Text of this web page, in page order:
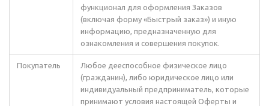
функционал для оформления Заказов
(включая форму «Быстрый заказ») и иную
информацию, предназначенную для
ознакомления и совершения покупок.
Покупатель
Любое дееспособное физическое лицо
(гражданин), либо юридическое лицо или
индивидуальный предприниматель, которые
принимают условия настоящей Оферты и